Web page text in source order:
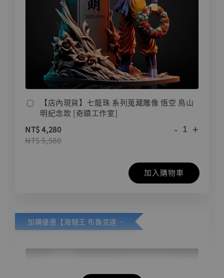
【店內現貨】七龍珠 系列蒐藏雕像 悟空 鳥山
明紀念款 [奇蹟工作室]
NT$ 4,280
NT$ 5,580
- +
加入購物車
加購優惠【海賊王 布魯克達摩 [7STARS Studio]】